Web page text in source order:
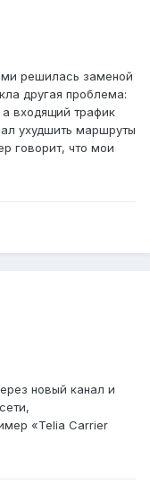
решилась заменой
другая проблема:
а входящий трафик
ухудшить маршруты
говорит, что мои
новый канал и
«Telia Carrier